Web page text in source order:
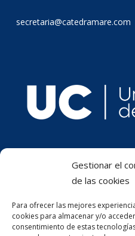
Gestionar el
de las cookies
Para ofrecer las mejores
cookies para almacenar y/o
consentimiento de estas
secretaria@catedramare.com